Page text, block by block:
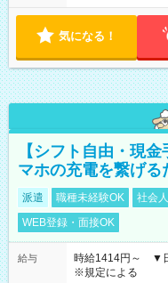
気になる！
【シフト自由・現
マホの充電を繋げる
派遣 職種未経験OK 社会
WEB登録・面接OK
給与
時給1414円～ ▼
※規定による